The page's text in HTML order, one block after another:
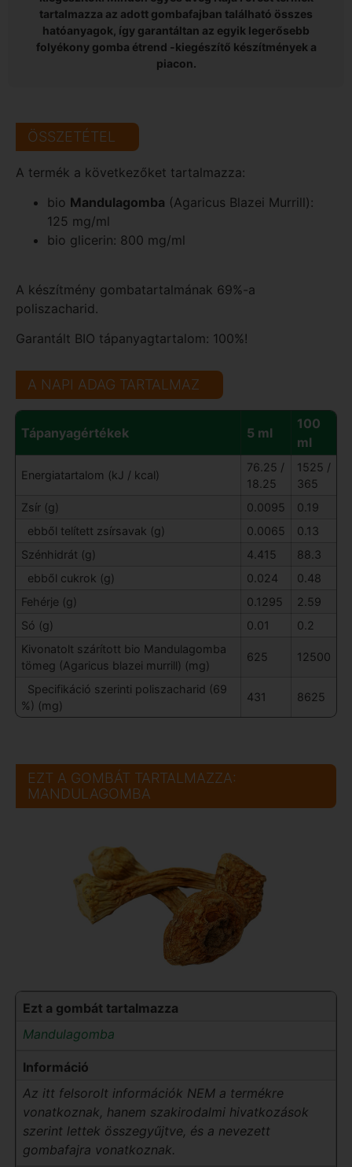
tartalmazza az adott gombafajban található összes
hatóanyagok, így garantáltan az egyik legerősebb
folyékony gomba étrend -kiegészítő készítmények a
piacon.
ÖSSZETÉTEL
A termék a következőket tartalmazza:
bio Mandulagomba (Agaricus Blazei Murrill):
125 mg/ml
bio glicerin: 800 mg/ml
A készítmény gombatartalmának 69%-a
poliszacharid.
Garantált BIO tápanyagtartalom: 100%!
A NAPI ADAG TARTALMAZ
Tápanyagértékek 5 ml
100
ml
Energiatartalom (kJ / kcal)
76.25 /
18.25
1525 /
365
Zsír (g)
0.0095
0.19
ebből telített zsírsavak (g)
0.0065
0.13
Szénhidrát (g)
4.415
88.3
ebből cukrok (g)
0.024
0.48
Fehérje (g)
0.1295
2.59
Só (g)
0.01
0.2
Kivonatolt szárított bio Mandulagomba
tömeg (Agaricus blazei murrill) (mg)
625 12500
Specifikáció szerinti poliszacharid (69
%) (mg)
431 8625
EZT A GOMBÁT TARTALMAZZA:
MANDULAGOMBA
Ezt a gombát tartalmazza
Mandulagomba
Információ
Az itt felsorolt információk NEM a termékre
vonatkoznak, hanem szakirodalmi hivatkozások
szerint lettek összegyűjtve, és a nevezett
gombafajra vonatkoznak.